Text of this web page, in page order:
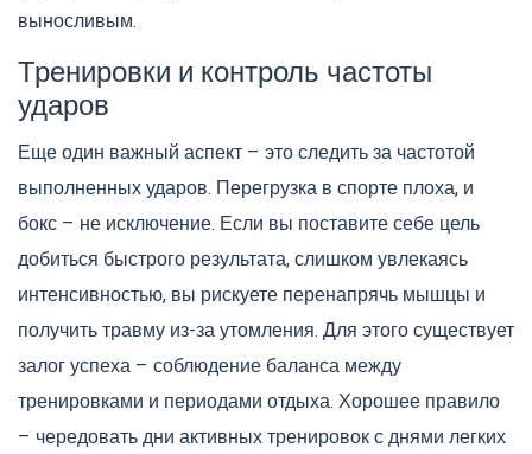
выносливым.
Тренировки и контроль частоты
ударов
Еще один важный аспект – это следить за частотой
выполненных ударов. Перегрузка в спорте плоха, и
бокс – не исключение. Если вы поставите себе цель
добиться быстрого результата, слишком увлекаясь
интенсивностью, вы рискуете перенапрячь мышцы и
получить травму из-за утомления. Для этого существует
залог успеха – соблюдение баланса между
тренировками и периодами отдыха. Хорошее правило
– чередовать дни активных тренировок с днями легких